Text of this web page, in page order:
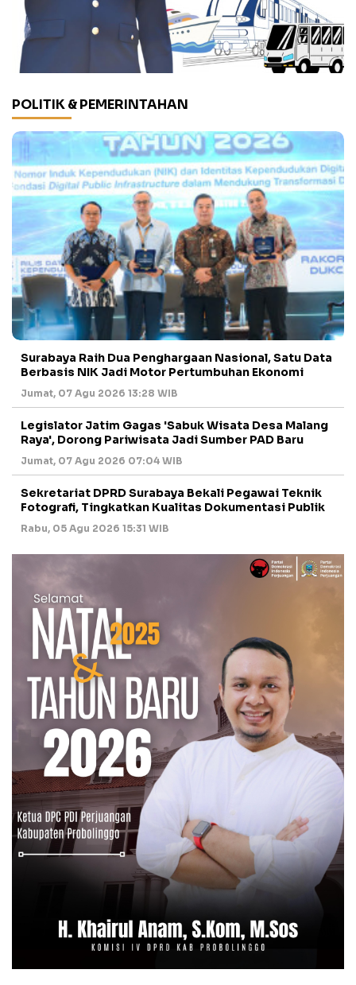
POLITIK & PEMERINTAHAN
Surabaya Raih Dua Penghargaan Nasional, Satu Data
Berbasis NIK Jadi Motor Pertumbuhan Ekonomi
Jumat, 07 Agu 2026 13:28 WIB
Legislator Jatim Gagas 'Sabuk Wisata Desa Malang
Raya', Dorong Pariwisata Jadi Sumber PAD Baru
Jumat, 07 Agu 2026 07:04 WIB
Sekretariat DPRD Surabaya Bekali Pegawai Teknik
Fotografi, Tingkatkan Kualitas Dokumentasi Publik
Rabu, 05 Agu 2026 15:31 WIB